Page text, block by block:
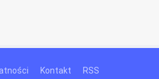
Kontakt RSS